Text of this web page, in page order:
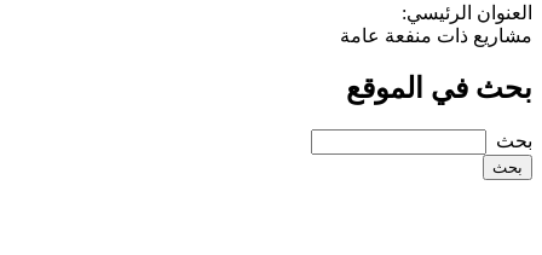
العنوان الرئيسي:
مشاريع ذات منفعة عامة
بحث في الموقع
‏بحث ‏